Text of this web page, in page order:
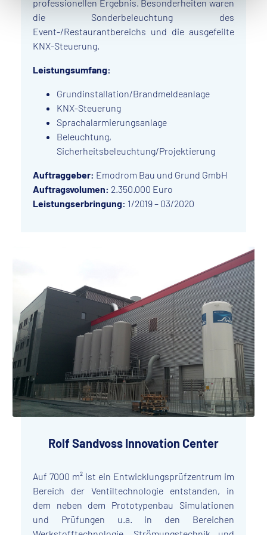
professionellen Ergebnis. Besonderheiten waren
die Sonderbeleuchtung des
Event-/Restaurantbereichs und die ausgefeilte
KNX-Steuerung.
Leistungsumfang:
Grundinstallation/Brandmeldeanlage
KNX-Steuerung
Sprachalarmierungsanlage
Beleuchtung,
Sicherheitsbeleuchtung/Projektierung
Auftraggeber: Emodrom Bau und Grund GmbH
Auftragsvolumen: 2.350.000 Euro
Leistungserbringung: 1/2019 – 03/2020
Rolf Sandvoss Innovation Center
Auf 7000 m² ist ein Entwicklungsprüfzentrum im
Bereich der Ventiltechnologie entstanden, in
dem neben dem Prototypenbau Simulationen
und Prüfungen u.a. in den Bereichen